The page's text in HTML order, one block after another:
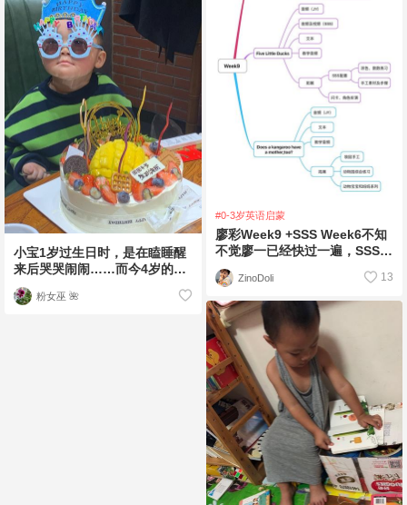
小宝1岁过生日时，是在瞌睡醒
来后哭哭闹闹……而今4岁的小
人儿乖会期待着自己过生日的这
一天早点到来，计
粉女巫 🌺
#0-3岁英语启蒙
廖彩Week9 +SSS Week6不知
不觉廖一已经快过一遍，SSS也
30首了。这大概就是坚持的
ZinoDoli 13